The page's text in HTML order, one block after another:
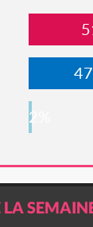
2%
LA